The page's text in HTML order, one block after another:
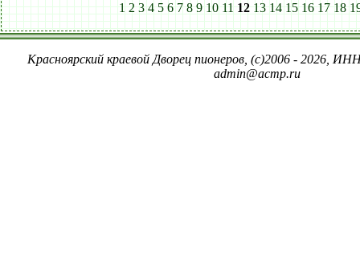
1 2 3 4 5 6 7 8 9 10 11 12 13 14 15 16 17 18
Красноярский краевой Дворец пионеров, (c)2006 - 2026,
admin@acmp.ru